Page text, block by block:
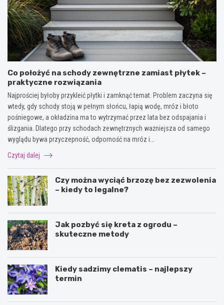
Co położyć na schody zewnętrzne zamiast płytek –
praktyczne rozwiązania
Najprościej byłoby przykleić płytki i zamknąć temat. Problem zaczyna się
wtedy, gdy schody stoją w pełnym słońcu, łapią wodę, mróz i błoto
pośniegowe, a okładzina ma to wytrzymać przez lata bez odspajania i
ślizgania. Dlatego przy schodach zewnętrznych ważniejsza od samego
wyglądu bywa przyczepność, odporność na mróz i…
Czytaj dalej
Czy można wyciąć brzozę bez zezwolenia
– kiedy to legalne?
Jak pozbyć się kreta z ogrodu –
skuteczne metody
Kiedy sadzimy clematis – najlepszy
termin